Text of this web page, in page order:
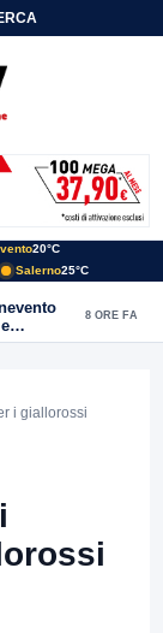
20°C
Salerno25°C
8 ORE FA
i giallorossi